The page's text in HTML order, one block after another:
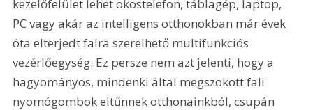
kezelőfelület lehet okostelefon, táblagép, laptop,
PC vagy akár az intelligens otthonokban már évek
óta elterjedt falra szerelhető multifunkciós
vezérlőegység. Ez persze nem azt jelenti, hogy a
hagyományos, mindenki által megszokott fali
nyomógombok eltűnnek otthonainkból, csupán